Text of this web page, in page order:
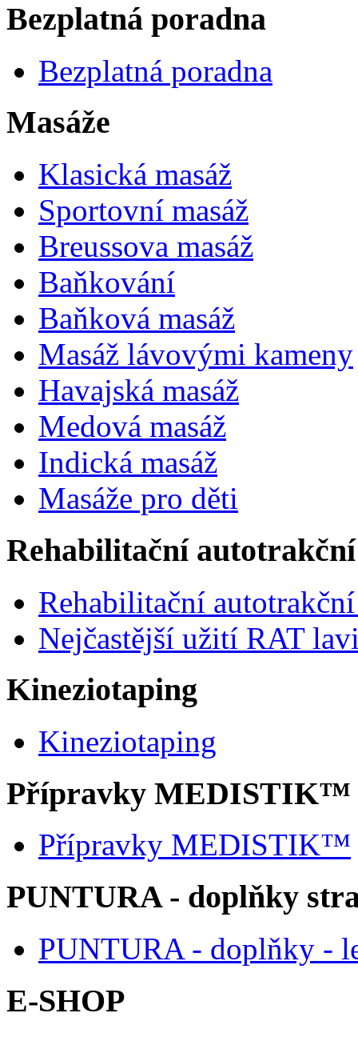
Bezplatná poradna
Bezplatná poradna
Masáže
Klasická masáž
Sportovní masáž
Breussova masáž
Baňkování
Baňková masáž
Masáž lávovými kameny
Havajská masáž
Medová masáž
Indická masáž
Masáže pro děti
Rehabilitační
Rehabilitační
Nejčastější užití RAT
Kineziotaping
Kineziotaping
Přípravky MEDISTIK™
Přípravky MEDISTIK™
PUNTURA - doplňky
PUNTURA - doplňky -
E-SHOP